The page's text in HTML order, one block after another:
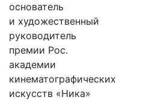
основатель
и художественный
руководитель
премии Рос.
академии
кинематографических
искусств «Ника»